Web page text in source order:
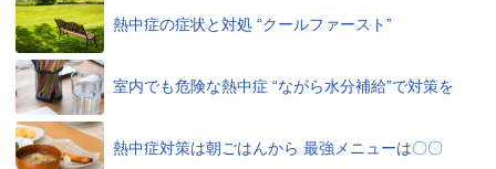
熱中症の症状と対処 “クールファースト”
室内でも危険な熱中症 “ながら水分補給”で対策を
熱中症対策は朝ごはんから 最強メニューは〇〇